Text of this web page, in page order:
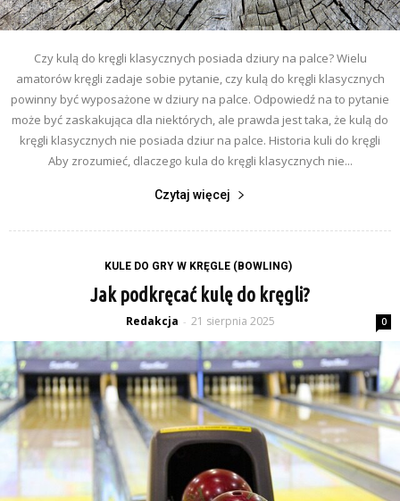
Czy kulą do kręgli klasycznych posiada dziury na palce? Wielu
amatorów kręgli zadaje sobie pytanie, czy kulą do kręgli klasycznych
powinny być wyposażone w dziury na palce. Odpowiedź na to pytanie
może być zaskakująca dla niektórych, ale prawda jest taka, że kulą do
kręgli klasycznych nie posiada dziur na palce. Historia kuli do kręgli
Aby zrozumieć, dlaczego kula do kręgli klasycznych nie...
Czytaj więcej
KULE DO GRY W KRĘGLE (BOWLING)
Jak podkręcać kulę do kręgli?
Redakcja - 21 sierpnia 2025 0